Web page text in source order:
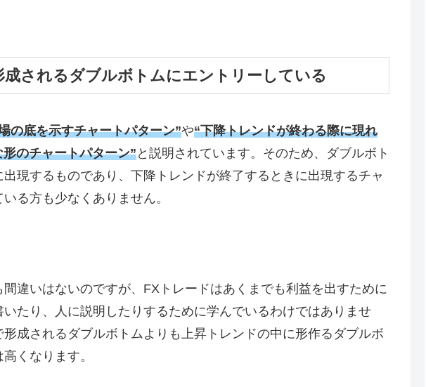
されるダブルボトムにエントリーしている
の底を示すチャートパターン”や“下降トレンドが終わる際に現れ
のチャートパターン”と説明されています。そのため、ダブルボト
現するものであり、下降トレンドが終了するときに出現するチャ
る方も少なくありません。
違いはないのですが、 FX トレードはあくまでも利益を出すために
たり、人に説明したりするために学んでいるわけではありませ
成されるダブルボトムよりも上昇トレンドの中に形作るダブルボ
くなります。